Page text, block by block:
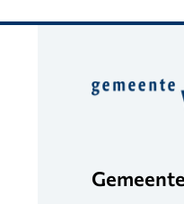
Belangrijke